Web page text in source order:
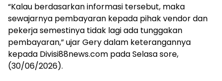
“Kalau berdasarkan informasi tersebut, maka
sewajarnya pembayaran kepada pihak vendor dan
pekerja semestinya tidak lagi ada tunggakan
pembayaran,” ujar Gery dalam keterangannya
kepada Divisi88news.com pada Selasa sore,
(30/06/2026).